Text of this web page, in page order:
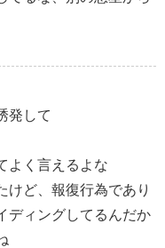
発して
よく言えるよな
けど、報復行為であり
ディングしてるんだか